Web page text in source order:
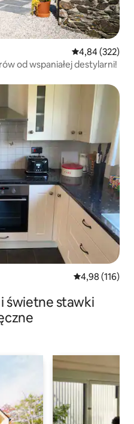
Średnia
4,84 (322)
od wspaniałej destylarni!
gości
Średnia
4,98 (116)
świetne stawki